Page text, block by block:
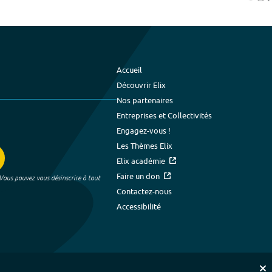
pouvez vous désinscrire à tout
Accueil
Découvrir Elix
Nos partenaires
Entreprises et Collectivités
Engagez-vous !
Les Thèmes Elix
Elix académie
Faire un don
Contactez-nous
Accessibilité